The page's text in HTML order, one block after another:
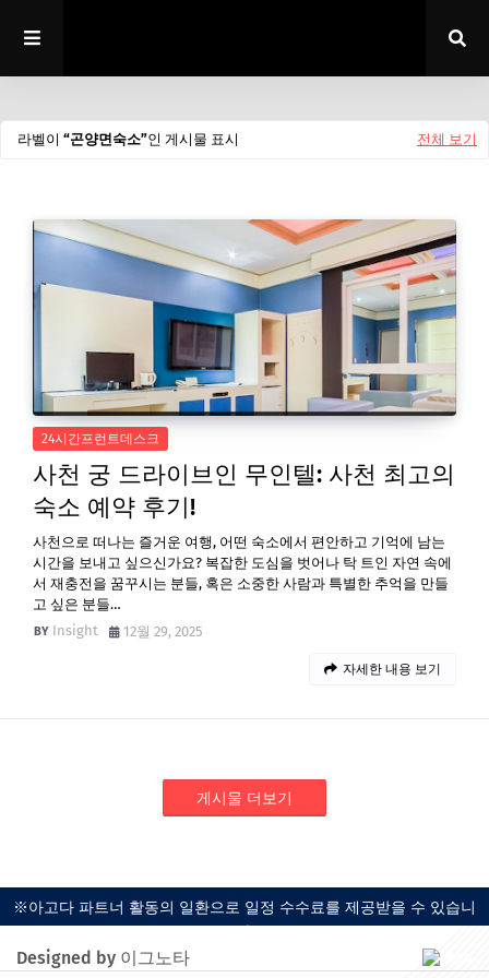
라벨이 곤양면숙소 인 게시물 표시 전체 보기
24시간프런트데스크
사천 궁 드라이브인 무인텔: 사천 최고의
숙소 예약 후기!
사천으로 떠나는 즐거운 여행, 어떤 숙소에서 편안하고 기억에 남는
시간을 보내고 싶으신가요? 복잡한 도심을 벗어나 탁 트인 자연 속에
서 재충전을 꿈꾸시는 분들, 혹은 소중한 사람과 특별한 추억을 만들
고 싶은 분들…
Insight
12월 29, 2025
자세한 내용 보기
게시물 더보기
※아고다 파트너 활동의 일환으로 일정 수수료를 제공받을 수 있습니
다.
Designed by 이그노타